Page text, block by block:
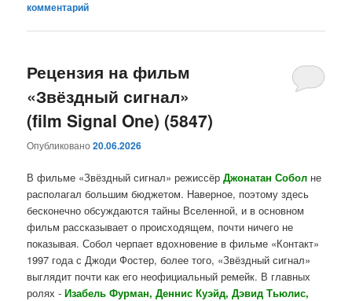
комментарий
Рецензия на фильм
«Звёздный сигнал»
(film Signal One) (5847)
Опубликовано20.06.2026
В фильме «Звёздный сигнал» режиссёрДжонатан Собол не
располагал большим бюджетом. Наверное, поэтому здесь
бесконечно обсуждаются тайны Вселенной, и в основном
фильм рассказывает о происходящем, почти ничего не
показывая. Собол черпает вдохновение в фильме «Контакт»
1997 года с Джоди Фостер, более того, «Звёздный сигнал»
выглядит почти как его неофициальный ремейк. В главных
ролях -Изабель Фурман, Деннис Куэйд, Дэвид Тьюлис,